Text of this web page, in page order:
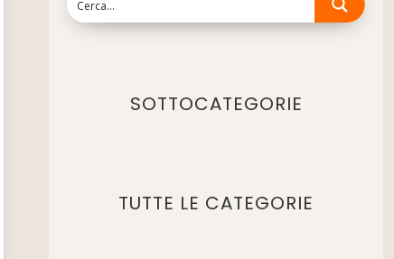
SOTTOCATEGORIE
TUTTE LE CATEGORIE